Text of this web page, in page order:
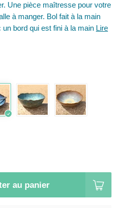
Une pièce maîtresse pour votre
à manger. Bol fait à la main
bord qui est fini à la main Lire
au panier